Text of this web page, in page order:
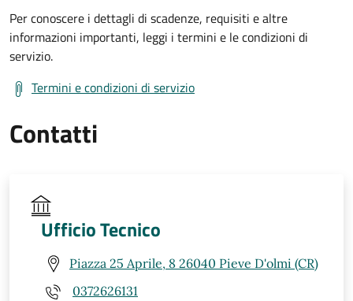
Per conoscere i dettagli di scadenze, requisiti e altre
informazioni importanti, leggi i termini e le condizioni di
servizio.
Termini e condizioni di servizio
Contatti
Ufficio Tecnico
Piazza 25 Aprile, 8 26040 Pieve D'olmi (CR)
0372626131